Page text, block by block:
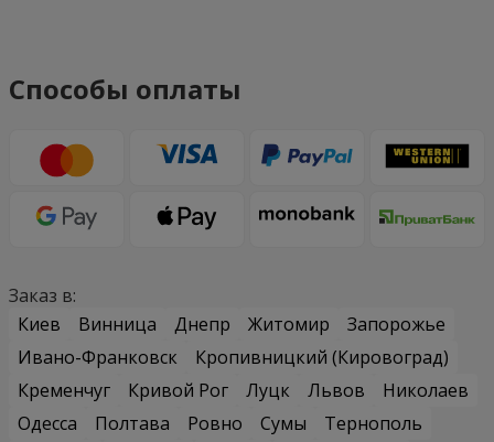
Способы оплаты
Заказ в:
Киев
Винница Днепр Житомир
Запорожье
Ивано-Франковск
Кропивницкий (Кировоград)
Кременчуг
Кривой Рог Луцк Львов
Николаев
Одесса
Полтава Ровно Сумы
Тернополь